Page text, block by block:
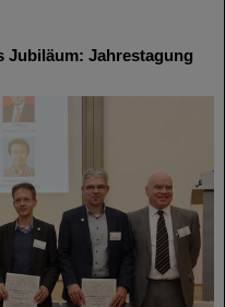
Jubiläum: Jahrestagung